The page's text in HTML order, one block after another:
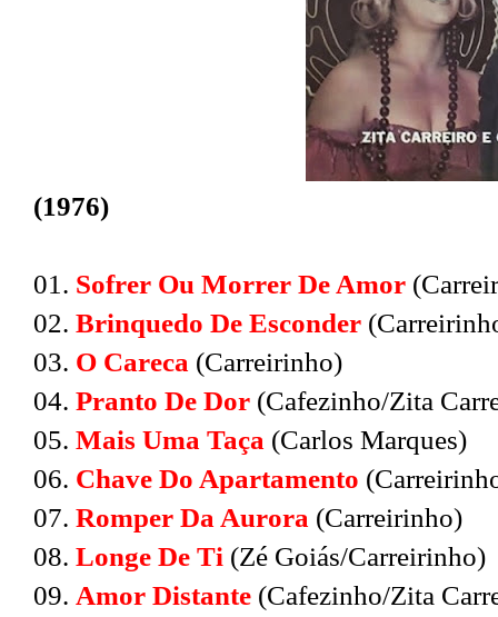
(1976)
01. Sofrer Ou Morrer De Amor
02. Brinquedo De Esconder
03. O Careca (Carreirinho)
04. Pranto De Dor (Cafezinho/Zita
05. Mais Uma Taça (Carlos Marques)
06. Chave Do Apartamento
07. Romper Da Aurora (Carreirinho)
08. Longe De Ti (Zé Goiás/Carreirinho)
09. Amor Distante (Cafezinho/Zita